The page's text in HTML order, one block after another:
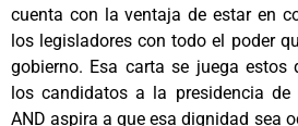
cuenta con la ventaja de estar en
los legisladores con todo el poder
gobierno. Esa carta se juega estos
los candidatos a la presidencia de
AND aspira a que esa dignidad sea